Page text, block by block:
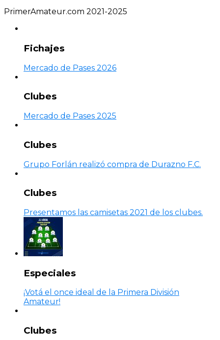
PrimerAmateur.com 2021-2025
Fichajes
Mercado de Pases 2026
Clubes
Mercado de Pases 2025
Clubes
Grupo Forlán realizó compra de Durazno F.C.
Clubes
Presentamos las camisetas 2021 de los clubes.
Especiales
¡Votá el once ideal de la Primera División
Amateur!
Clubes